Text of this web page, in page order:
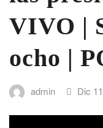
VIVO |
ocho |
admin Dic